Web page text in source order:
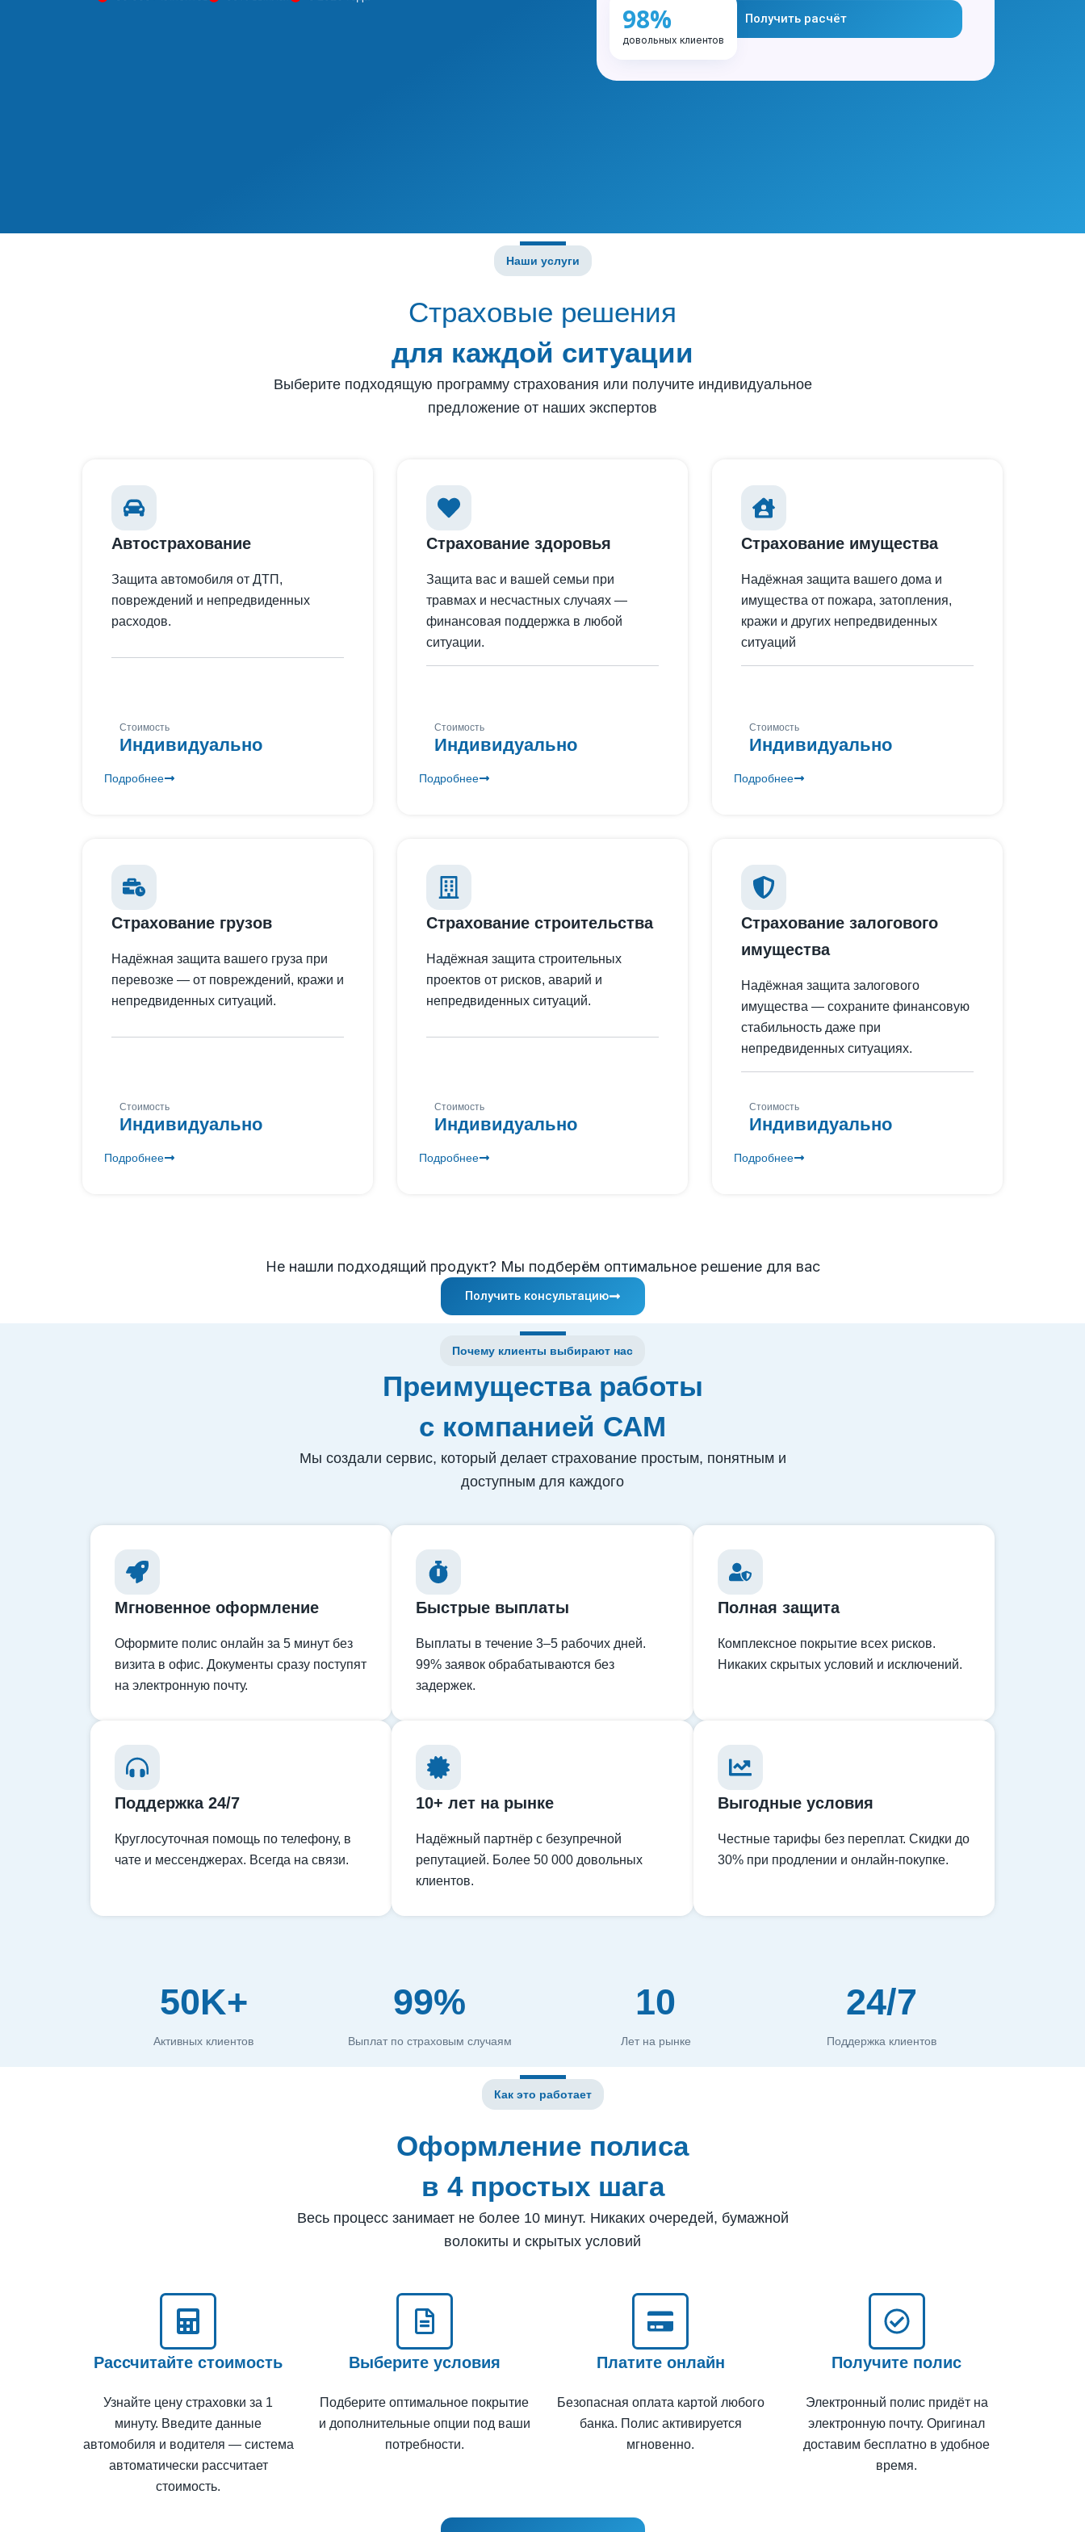
Получить расчёт
98%
довольных клиентов
Наши услуги
Страховые решения
для каждой ситуации
Выберите подходящую программу страхования или получите индивидуальное
предложение от наших экспертов
Автострахование
Защита автомобиля от ДТП,
повреждений и непредвиденных
расходов.
Стоимость
Индивидуально
Подробнее
Страхование здоровья
Защита вас и вашей семьи при
травмах и несчастных случаях —
финансовая поддержка в любой
ситуации.
Стоимость
Индивидуально
Подробнее
Страхование имущества
Надёжная защита вашего дома и
имущества от пожара, затопления,
кражи и других непредвиденных
ситуаций
Стоимость
Индивидуально
Подробнее
Страхование грузов
Надёжная защита вашего груза при
перевозке — от повреждений, кражи и
непредвиденных ситуаций.
Стоимость
Индивидуально
Подробнее
Страхование строительства
Надёжная защита строительных
проектов от рисков, аварий и
непредвиденных ситуаций.
Стоимость
Индивидуально
Подробнее
Страхование залогового
имущества
Надёжная защита залогового
имущества — сохраните финансовую
стабильность даже при
непредвиденных ситуациях.
Стоимость
Индивидуально
Подробнее
Не нашли подходящий продукт? Мы подберём оптимальное решение для вас
Получить консультацию
Почему клиенты выбирают нас
Преимущества работы
с компанией САМ
Мы создали сервис, который делает страхование простым, понятным и
доступным для каждого
Мгновенное оформление
Оформите полис онлайн за 5 минут без
визита в офис. Документы сразу поступят
на электронную почту.
Быстрые выплаты
Выплаты в течение 3–5 рабочих дней.
99% заявок обрабатываются без
задержек.
Полная защита
Комплексное покрытие всех рисков.
Никаких скрытых условий и исключений.
Поддержка 24/7
Круглосуточная помощь по телефону, в
чате и мессенджерах. Всегда на связи.
10+ лет на рынке
Надёжный партнёр с безупречной
репутацией. Более 50 000 довольных
клиентов.
Выгодные условия
Честные тарифы без переплат. Скидки до
30% при продлении и онлайн-покупке.
50K+
Активных клиентов
99%
Выплат по страховым случаям
10
Лет на рынке
24/7
Поддержка клиентов
Как это работает
Оформление полиса
в 4 простых шага
Весь процесс занимает не более 10 минут. Никаких очередей, бумажной
волокиты и скрытых условий
Рассчитайте стоимость
Узнайте цену страховки за 1
минуту. Введите данные
автомобиля и водителя — система
автоматически рассчитает
стоимость.
Выберите условия
Подберите оптимальное покрытие
и дополнительные опции под ваши
потребности.
Платите онлайн
Безопасная оплата картой любого
банка. Полис активируется
мгновенно.
Получите полис
Электронный полис придёт на
электронную почту. Оригинал
доставим бесплатно в удобное
время.